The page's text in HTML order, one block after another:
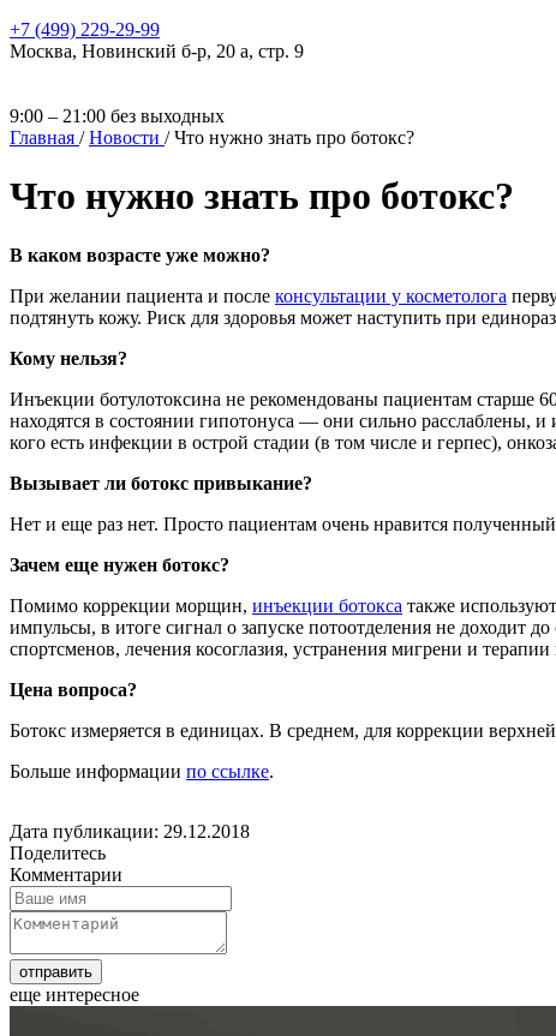
+7 (499) 229-29-99
Москва, Новинский б-р, 20 а, стр. 9
9:00 – 21:00 без выходных
Главная /Новости /Что нужно знать про ботокс?
Что нужно знать про ботокс?
В каком возрасте уже можно?
При желании пациента и после консультации у косметолога
подтянуть кожу. Риск для здоровья может наступить при
Кому нельзя?
Инъекции ботулотоксина не рекомендованы пациентам старше
находятся в состоянии гипотонуса — они сильно расслаблены,
кого есть инфекции в острой стадии (в том числе и герпес),
Вызывает ли ботокс привыкание?
Нет и еще раз нет. Просто пациентам очень нравится
Зачем еще нужен ботокс?
Помимо коррекции морщин, инъекции ботокса также
импульсы, в итоге сигнал о запуске потоотделения не доходит
спортсменов, лечения косоглазия, устранения мигрени и
Цена вопроса?
Ботокс измеряется в единицах. В среднем, для коррекции
Больше информации по ссылке.
Дата публикации: 29.12.2018
Поделитесь
Комментарии
еще интересное